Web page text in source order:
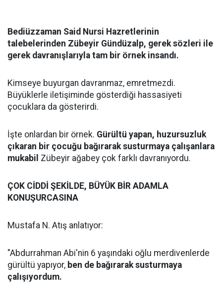
Bediüzzaman Said Nursi Hazretlerinin
talebelerinden Zübeyir Gündüzalp, gerek sözleri ile
gerek davranışlarıyla tam bir örnek insandı.
Kimseye buyurgan davranmaz, emretmezdi.
Büyüklerle iletişiminde gösterdiği hassasiyeti
çocuklara da gösterirdi.
İşte onlardan bir örnek. Gürültü yapan, huzursuzluk
çıkaran bir çocuğu bağırarak susturmaya çalışanlara
mukabil Zübeyir ağabey çok farklı davranıyordu.
ÇOK CİDDİ ŞEKİLDE, BÜYÜK BİR ADAMLA
KONUŞURCASINA
Mustafa N. Atış anlatıyor:
"Abdurrahman Abi'nin 6 yaşındaki oğlu merdivenlerde
gürültü yapıyor, ben de bağırarak susturmaya
çalışıyordum.